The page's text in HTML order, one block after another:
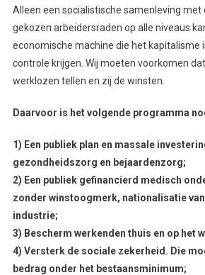
Alleen een socialistische samenleving met
gekozen arbeidersraden op alle niveaus
economische machine die het kapitalisme
controle krijgen. Wij moeten voorkomen
werklozen tellen en zij de winsten.
Daarvoor is het volgende programma
1) Een publiek plan en massale
gezondheidszorg en bejaardenzorg;
2) Een publiek gefinancierd medisch
zonder winstoogmerk, nationalisatie
industrie;
3) Bescherm werkenden thuis en op het
4) Versterk de sociale zekerheid. Die
bedrag onder het bestaansminimum;